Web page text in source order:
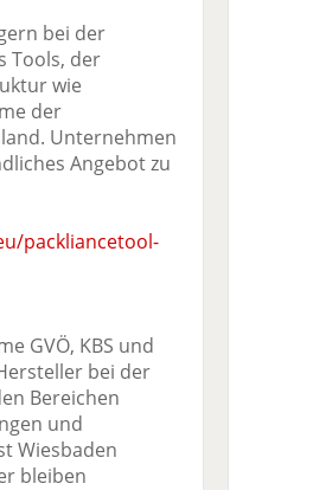
bei der
Tools, der
wie
der
Unternehmen
Angebot zu
packliancetool-
GVÖ, KBS und
bei der
Bereichen
und
Wiesbaden
bleiben